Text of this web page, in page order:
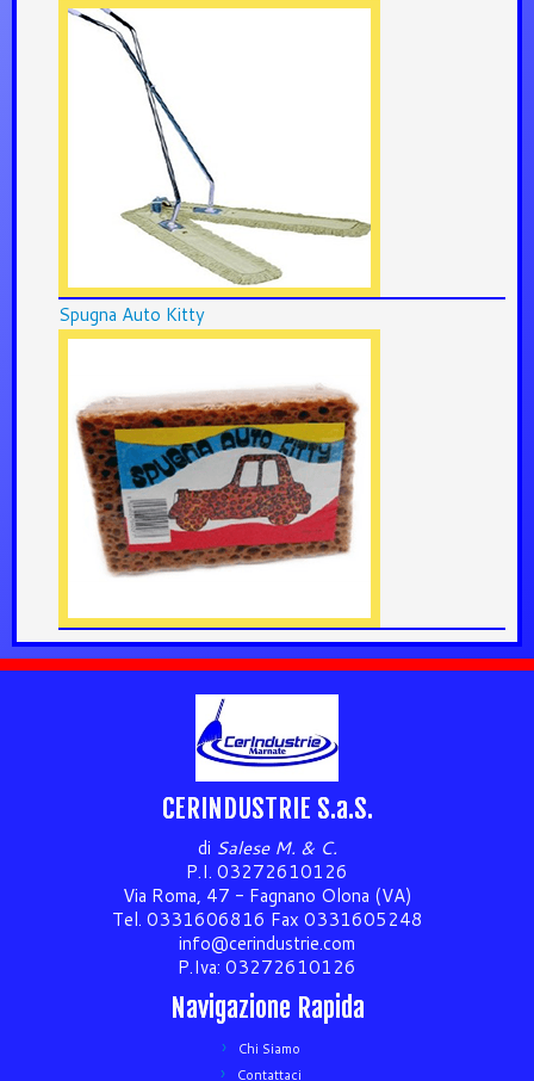
Spugna Auto Kitty
CERINDUSTRIE S.a.S.
di Salese M. & C.
P.I. 03272610126
Via Roma, 47 - Fagnano Olona (VA)
Tel. 0331606816 Fax 0331605248
info@cerindustrie.com
P.Iva: 03272610126
Navigazione Rapida
Chi Siamo
Contattaci